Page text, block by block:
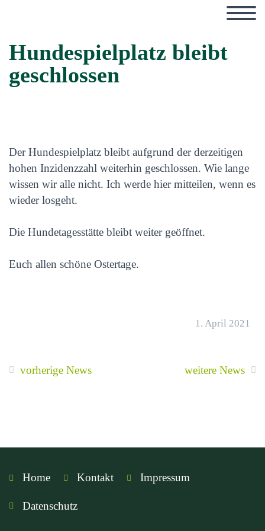
Hundespielplatz bleibt
geschlossen
Der Hundespielplatz bleibt aufgrund der derzeitigen
hohen Inzidenzzahl weiterhin geschlossen. Wie lange
wissen wir alle nicht. Ich werde hier mitteilen, wenn es
wieder losgeht.
Die Hundetagesstätte bleibt weiter geöffnet.
Euch allen schöne Ostertage.
1. April 2021
vorherige News weitere News
Home Kontakt Impressum
Datenschutz